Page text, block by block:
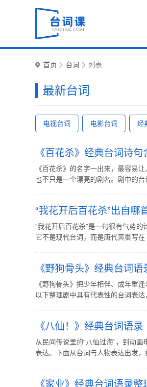
首页 台词 列表
最新台词
电视台词 电影台词 经
《百花杀》经典台词诗句
《百花杀》的名字一出来，最容易
也不只是一个漂亮的剧名。剧中的
“我花开后百花杀”出自哪
“我花开后百花杀”是一句很有气势
它不是现代台词，而是唐代黄巢写
《野狗骨头》经典台词语
《野狗骨头》把少年相伴、成年重
以下整理剧中具有代表性的台词表
《八仙！》经典台词语录
从民间传说里的“八仙过海”，到动
表达。下面从台词与人物表达出发
《家业》经典台词语录整